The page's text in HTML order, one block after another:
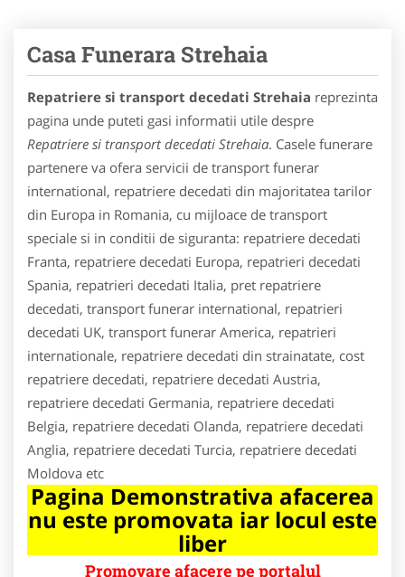
Casa Funerara Strehaia
Repatriere si transport decedati Strehaia reprezinta
pagina unde puteti gasi informatii utile despre
Repatriere si transport decedati Strehaia. Casele funerare
partenere va ofera servicii de transport funerar
international, repatriere decedati din majoritatea tarilor
din Europa in Romania, cu mijloace de transport
speciale si in conditii de siguranta: repatriere decedati
Franta, repatriere decedati Europa, repatrieri decedati
Spania, repatrieri decedati Italia, pret repatriere
decedati, transport funerar international, repatrieri
decedati UK, transport funerar America, repatrieri
internationale, repatriere decedati din strainatate, cost
repatriere decedati, repatriere decedati Austria,
repatriere decedati Germania, repatriere decedati
Belgia, repatriere decedati Olanda, repatriere decedati
Anglia, repatriere decedati Turcia, repatriere decedati
Moldova etc
Pagina Demonstrativa afacerea
nu este promovata iar locul este
liber
Promovare afacere pe portalul